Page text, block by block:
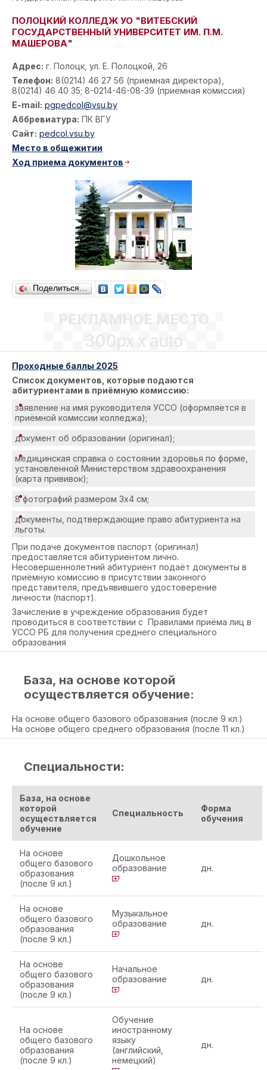
ПОЛОЦКИЙ КОЛЛЕДЖ УО "ВИТЕБСКИЙ
ГОСУДАРСТВЕННЫЙ УНИВЕРСИТЕТ ИМ. П.М.
МАШЕРОВА"
Адрес: г. Полоцк, ул. Е. Полоцкой, 26
Телефон: 8(0214) 46 27 56 (приемная директора),
8(0214) 46 40 35; 8-0214-46-08-39 (приемная комиссия)
E-mail: pgpedcol@vsu.by
Аббревиатура: ПК ВГУ
Сайт: pedcol.vsu.by
Место в общежитии
Ход приема документов
Поделиться…
РЕКЛАМНОЕ МЕСТО
300px x auto
Проходные баллы 2025
Список документов, которые подаются
абитуриентами в приёмную комиссию:
заявление на имя руководителя УССО (оформляется в
приёмной комиссии колледжа);
документ об образовании (оригинал);
медицинская справка о состоянии здоровья по форме,
установленной Министерством здравоохранения
(карта прививок);
8 фотографий размером 3х4 см;
документы, подтверждающие право абитуриента на
льготы.
При подаче документов паспорт (оригинал)
предоставляется абитуриентом лично.
Несовершеннолетний абитуриент подаёт документы в
приёмную комиссию в присутствии законного
представителя, предъявившего удостоверение
личности (паспорт).
Зачисление в учреждение образования будет
проводиться в соответствии с Правилами приёма лиц в
УССО РБ для получения среднего специального
образования
База, на основе которой
осуществляется обучение:
На основе общего базового образования (после 9 кл.)
На основе общего среднего образования (после 11 кл.)
Специальности:
База, на основе
которой
осуществляется
обучение
Специальность
Форма
обучения
На основе
общего базового
образования
(после 9 кл.)
Дошкольное
образование
дн.
На основе
общего базового
образования
(после 9 кл.)
Музыкальное
образование
дн.
На основе
общего базового
образования
(после 9 кл.)
Начальное
образование
дн.
На основе
общего базового
образования
(после 9 кл.)
Обучение
иностранному
языку
(английский,
немецкий)
дн.